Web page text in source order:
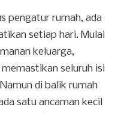
pengatur rumah, ada
setiap hari. Mulai
keluarga,
seluruh isi
di balik rumah
satu ancaman kecil